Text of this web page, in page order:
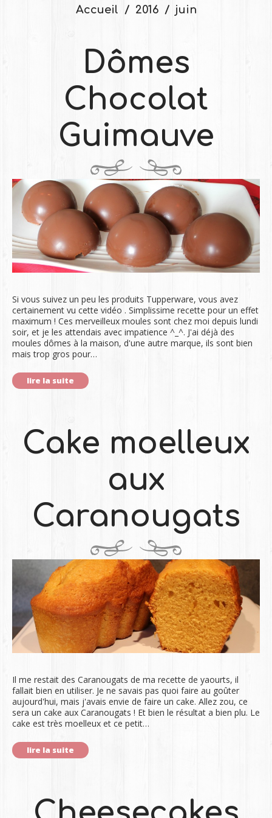
Accueil 2016 juin
Dômes
Chocolat
Guimauve
Si vous suivez un peu les produits Tupperware, vous avez
certainement vu cette vidéo . Simplissime recette pour un effet
maximum ! Ces merveilleux moules sont chez moi depuis lundi
soir, et je les attendais avec impatience ^_^. J'ai déjà des
moules dômes à la maison, d'une autre marque, ils sont bien
mais trop gros pour…
lire la suite
Cake moelleux
aux
Caranougats
Il me restait des Caranougats de ma recette de yaourts, il
fallait bien en utiliser. Je ne savais pas quoi faire au goûter
aujourd'hui, mais j'avais envie de faire un cake. Allez zou, ce
sera un cake aux Caranougats ! Et bien le résultat a bien plu. Le
cake est très moelleux et ce petit…
lire la suite